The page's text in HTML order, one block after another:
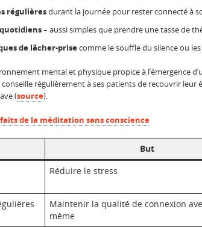
régulièresdurant la journée pour rester connecté à
– aussi simples que prendre une tasse de
de lâcher-prisecomme le souffle du silence ou
mental et physique propice à l’émergence
régulièrement à ses patients de recouvrir
(source).
de la méditation sans conscience
But
Réduire le stress
Maintenir la qualité de connexion
même